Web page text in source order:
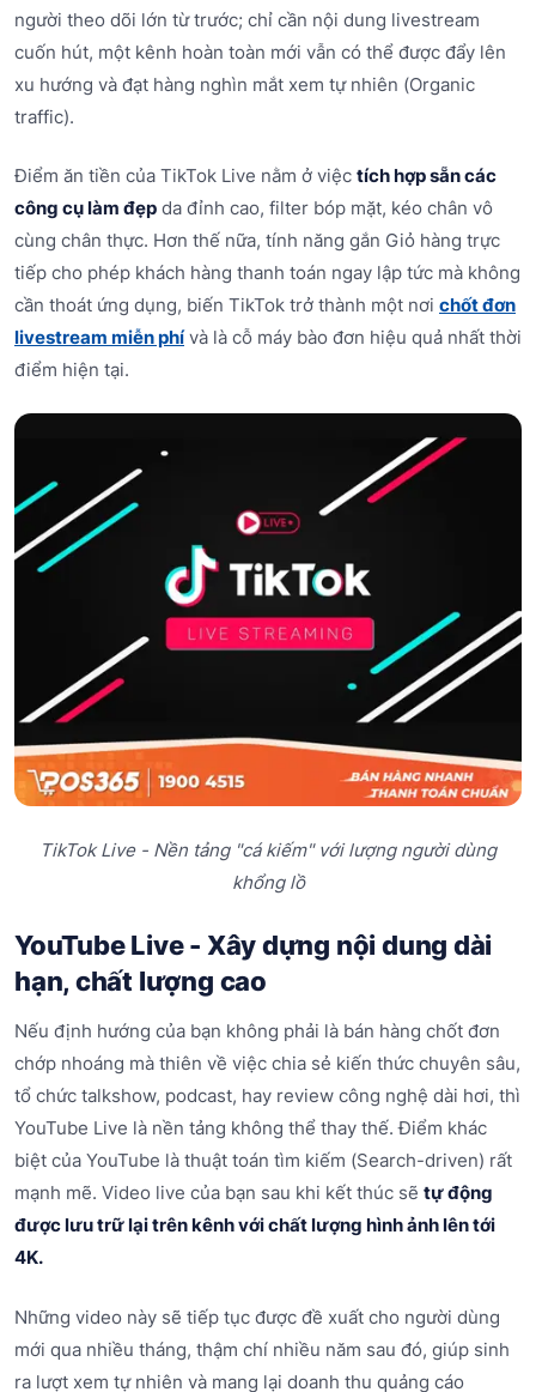
người theo dõi lớn từ trước; chỉ cần nội dung livestream
cuốn hút, một kênh hoàn toàn mới vẫn có thể được đẩy lên
xu hướng và đạt hàng nghìn mắt xem tự nhiên (Organic
traffic).
Điểm ăn tiền của TikTok Live nằm ở việc tích hợp sẵn các
công cụ làm đẹp da đỉnh cao, filter bóp mặt, kéo chân vô
cùng chân thực. Hơn thế nữa, tính năng gắn Giỏ hàng trực
tiếp cho phép khách hàng thanh toán ngay lập tức mà không
cần thoát ứng dụng, biến TikTok trở thành một nơi chốt đơn
livestream miễn phívà là cỗ máy bào đơn hiệu quả nhất thời
điểm hiện tại.
TikTok Live - Nền tảng "cá kiếm" với lượng người dùng
khổng lồ
YouTube Live - Xây dựng nội dung dài
hạn, chất lượng cao
Nếu định hướng của bạn không phải là bán hàng chốt đơn
chớp nhoáng mà thiên về việc chia sẻ kiến thức chuyên sâu,
tổ chức talkshow, podcast, hay review công nghệ dài hơi, thì
YouTube Live là nền tảng không thể thay thế. Điểm khác
biệt của YouTube là thuật toán tìm kiếm (Search-driven) rất
mạnh mẽ. Video live của bạn sau khi kết thúc sẽ tự động
được lưu trữ lại trên kênh với chất lượng hình ảnh lên tới
4K.
Những video này sẽ tiếp tục được đề xuất cho người dùng
mới qua nhiều tháng, thậm chí nhiều năm sau đó, giúp sinh
ra lượt xem tự nhiên và mang lại doanh thu quảng cáo